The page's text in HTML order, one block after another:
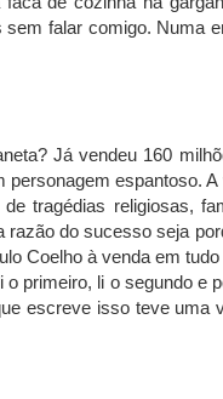
falar comigo. Numa
Já vendeu 160
espantoso.
tragédias religiosas,
do sucesso seja
Coelho à venda em
primeiro, li o segundo e
escreve isso teve uma